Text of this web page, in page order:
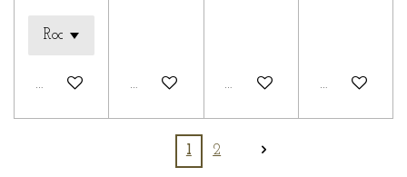
Houd mij op de hoogteHoud mij op de hoogteHoud mij op de hoogte
Houd mij op
1 2